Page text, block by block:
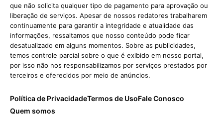
que não solicita qualquer tipo de pagamento para aprovação ou
liberação de serviços. Apesar de nossos redatores trabalharem
continuamente para garantir a integridade e atualidade das
informações, ressaltamos que nosso conteúdo pode ficar
desatualizado em alguns momentos. Sobre as publicidades,
temos controle parcial sobre o que é exibido em nosso portal,
por isso não nos responsabilizamos por serviços prestados por
terceiros e oferecidos por meio de anúncios.
Política de PrivacidadeTermos de UsoFale Conosco
Quem somos